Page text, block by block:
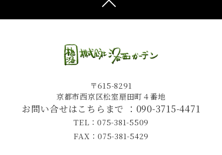
〒615-8291
京都市西京区松室扇田町４番地
お問い合せはこちらまで ： 090-3715-4471
TEL：075-381-5509
FAX：075-381-5429